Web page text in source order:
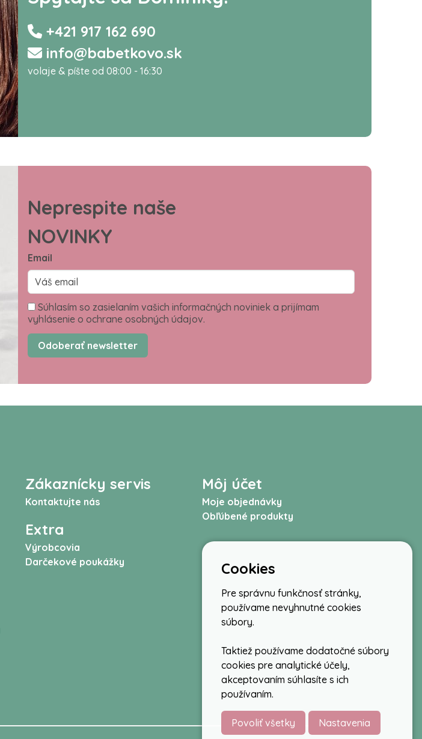
+421 917 162 690
info@babetkovo.sk
volaje & píšte od 08:00 - 16:30
Neprespite naše
NOVINKY
Email
Súhlasím so zasielaním vašich informačných noviniek a prijímam
vyhlásenie o ochrane osobných údajov.
Odoberať newsletter
Zákaznícky servis
Kontaktujte nás
Extra
Výrobcovia
Darčekové poukážky
Môj účet
Moje objednávky
Obľúbené produkty
Cookies
Pre správnu funkčnosť stránky,
používame nevyhnutné cookies
súbory.
Taktiež používame dodatočné súbory
cookies pre analytické účely,
akceptovaním súhlasíte s ich
používaním.
Povoliť všetky Nastavenia